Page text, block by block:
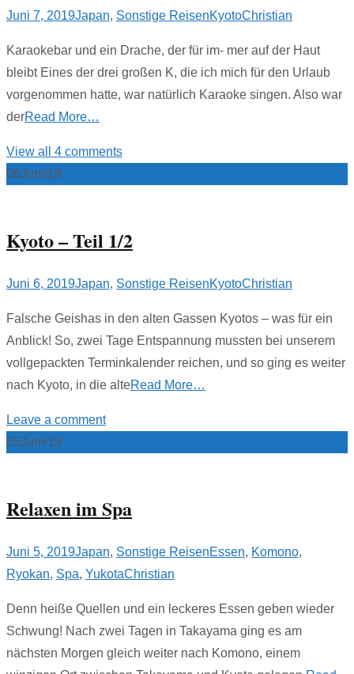
Juni 7, 2019Japan, Sonstige ReisenKyotoChristian
Karaokebar und ein Drache, der für im- mer auf der Haut
bleibt Eines der drei großen K, die ich mich für den Urlaub
vorgenommen hatte, war natürlich Karaoke singen. Also war
derRead More…
View all 4 comments
06Juni/19
Kyoto – Teil 1/2
Juni 6, 2019Japan, Sonstige ReisenKyotoChristian
Falsche Geishas in den alten Gassen Kyotos – was für ein
Anblick! So, zwei Tage Entspannung mussten bei unserem
vollgepackten Terminkalender reichen, und so ging es weiter
nach Kyoto, in die alteRead More…
Leave a comment
05Juni/19
Relaxen im Spa
Juni 5, 2019Japan, Sonstige ReisenEssen, Komono,
Ryokan, Spa, YukotaChristian
Denn heiße Quellen und ein leckeres Essen geben wieder
Schwung! Nach zwei Tagen in Takayama ging es am
nächsten Morgen gleich weiter nach Komono, einem